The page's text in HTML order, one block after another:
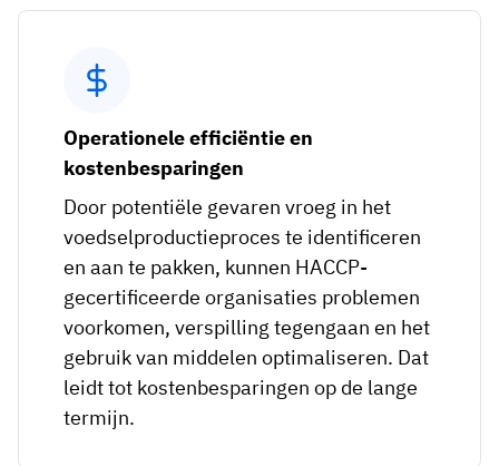
Operationele efficiëntie en
kostenbesparingen
Door potentiële gevaren vroeg in het
voedselproductieproces te identificeren
en aan te pakken, kunnen HACCP-
gecertificeerde organisaties problemen
voorkomen, verspilling tegengaan en het
gebruik van middelen optimaliseren. Dat
leidt tot kostenbesparingen op de lange
termijn.